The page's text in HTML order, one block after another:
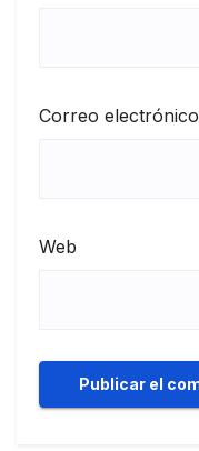
Correo electrónico
Web